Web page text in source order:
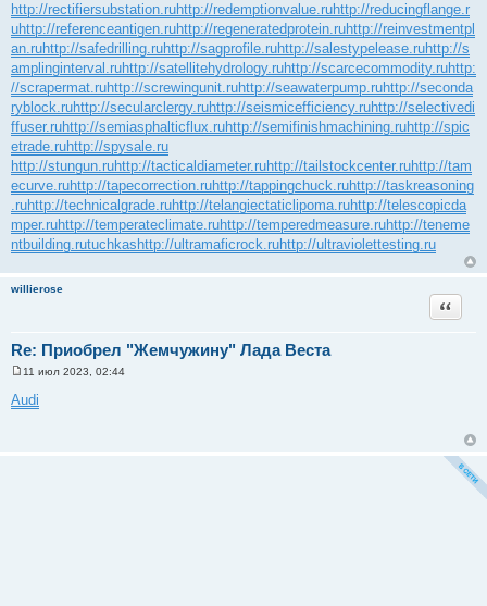
http://rectifiersubstation.ruhttp://redemptionvalue.ruhttp://reducingflange.r
uhttp://referenceantigen.ruhttp://regeneratedprotein.ruhttp://reinvestmentpl
an.ruhttp://safedrilling.ruhttp://sagprofile.ruhttp://salestypelease.ruhttp://s
amplinginterval.ruhttp://satellitehydrology.ruhttp://scarcecommodity.ruhttp:
//scrapermat.ruhttp://screwingunit.ruhttp://seawaterpump.ruhttp://seconda
ryblock.ruhttp://secularclergy.ruhttp://seismicefficiency.ruhttp://selectivedi
ffuser.ruhttp://semiasphalticflux.ruhttp://semifinishmachining.ruhttp://spic
etrade.ruhttp://spysale.ru
http://stungun.ruhttp://tacticaldiameter.ruhttp://tailstockcenter.ruhttp://tam
ecurve.ruhttp://tapecorrection.ruhttp://tappingchuck.ruhttp://taskreasoning
.ruhttp://technicalgrade.ruhttp://telangiectaticlipoma.ruhttp://telescopicda
mper.ruhttp://temperateclimate.ruhttp://temperedmeasure.ruhttp://teneme
ntbuilding.rutuchkas http://ultramaficrock.ruhttp://ultraviolettesting.ru
willierose
Re: Приобрел "Жемчужину" Лада Веста
Цитата
о
11 июл 2023, 02:44
Audi